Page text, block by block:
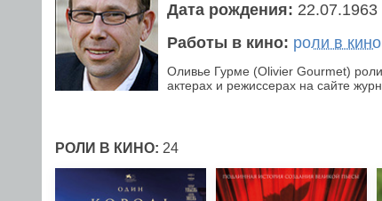
Дата рождения: 22.07.1963
Работы в кино: роли в кино
Оливье Гурме (Olivier Gourmet)
актерах и режиссерах на сайте
РОЛИ В КИНО: 24